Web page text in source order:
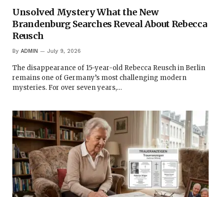
Unsolved Mystery What the New
Brandenburg Searches Reveal About Rebecca
Reusch
By ADMIN July 9, 2026
The disappearance of 15-year-old Rebecca Reusch in Berlin
remains one of Germany’s most challenging modern
mysteries. For over seven years,…